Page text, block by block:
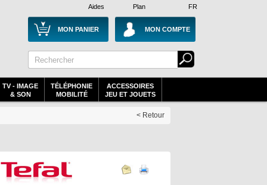
Plan
Aides FR
MON PANIER MON COMPTE
TV - IMAGE
& SON
TÉLÉPHONIE
MOBILITÉ
ACCESSOIRES
JEU ET JOUETS
< Retour